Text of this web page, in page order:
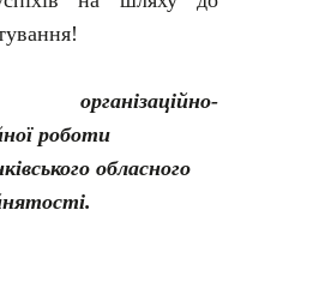
роботи
обласного